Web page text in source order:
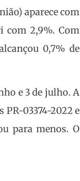
aparece com
com 2,9%. Com
0,7% de
e 3 de julho. A
03374-2022 e
para menos. O